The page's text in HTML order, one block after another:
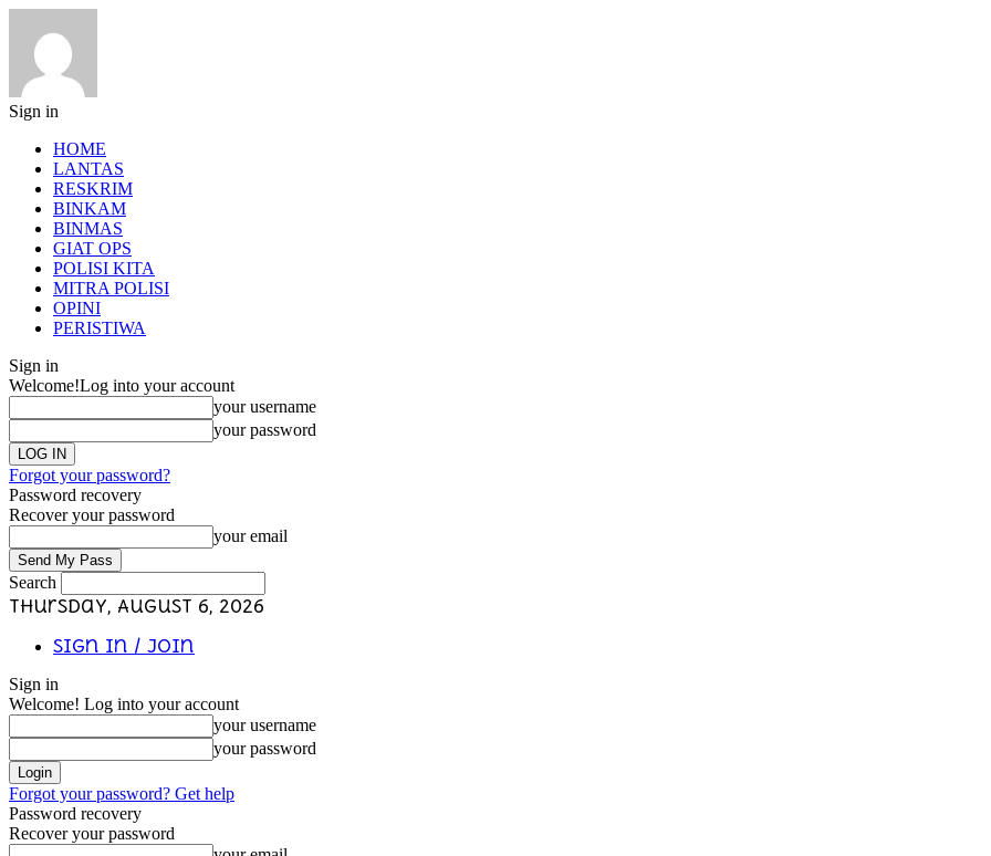
Sign in
HOME
LANTAS
RESKRIM
BINKAM
BINMAS
GIAT OPS
POLISI KITA
MITRA POLISI
OPINI
PERISTIWA
Sign in
Welcome!Log into your account
your username
your password
Forgot your password?
Password recovery
Recover your password
your email
Search
Thursday, August 6, 2026
Sign in / Join
Sign in
Welcome! Log into your account
your username
your password
Forgot your password? Get help
Password recovery
Recover your password